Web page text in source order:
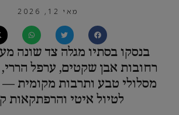
מאי 12, 2026
בנסקו בסתיו מגלה צד שונה
רחובות אבן שקטים, ערפל
מסלולי טבע ותרבות מקומית —
לטיול איטי והרפתקאות